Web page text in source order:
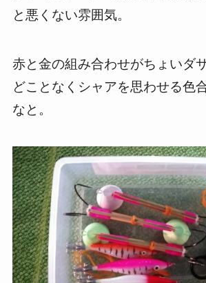
と悪くない雰囲気。
赤と金の組み合わせがちょいダ
どことなくシャアを思わせる色
なと。